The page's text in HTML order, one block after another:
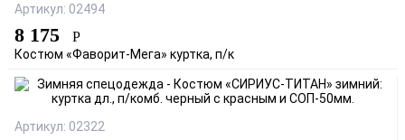
Артикул: 02494
8 175 Р
Костюм «Фаворит-Мега» куртка, п/к
Артикул: 02322